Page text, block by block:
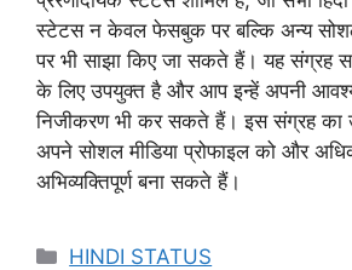
स्टेटस न केवल फेसबुक पर बल्कि अन्य सोशल
पर भी साझा किए जा सकते हैं। यह संग्रह
के लिए उपयुक्त है और आप इन्हें अपनी
निजीकरण भी कर सकते हैं। इस संग्रह
अपने सोशल मीडिया प्रोफाइल को और
अभिव्यक्तिपूर्ण बना सकते हैं।
Categories
HINDI STATUS